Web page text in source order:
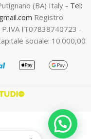
(BA) Italy - Tel:
Registro
P.IVA IT07838740723 -
sociale: 10.000,00